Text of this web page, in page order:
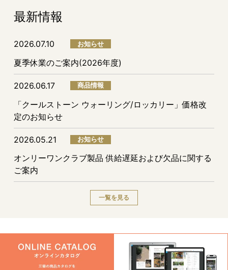
最新情報
2026.07.10 お知らせ
夏季休業のご案内(2026年度)
2026.06.17 商品情報
「クールストーン ウォーリング/ロッカリー」価格改
定のお知らせ
2026.05.21 お知らせ
オンリーワンクラブ製品 供給遅延および欠品に関する
ご案内
一覧を見る